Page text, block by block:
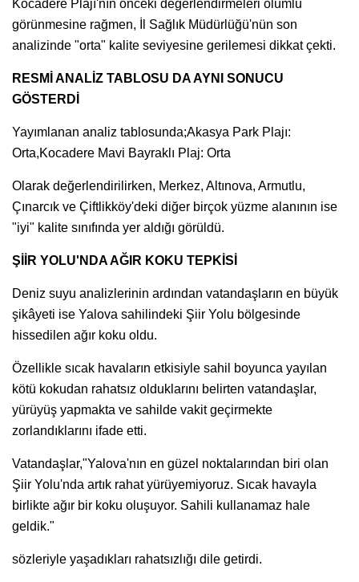
Kocadere Plajı'nın önceki değerlendirmeleri olumlu
görünmesine rağmen, İl Sağlık Müdürlüğü'nün son
analizinde "orta" kalite seviyesine gerilemesi dikkat çekti.
RESMİ ANALİZ TABLOSU DA AYNI SONUCU
GÖSTERDİ
Yayımlanan analiz tablosunda;Akasya Park Plajı:
Orta,Kocadere Mavi Bayraklı Plaj: Orta
Olarak değerlendirilirken, Merkez, Altınova, Armutlu,
Çınarcık ve Çiftlikköy'deki diğer birçok yüzme alanının ise
"iyi" kalite sınıfında yer aldığı görüldü.
ŞİİR YOLU'NDA AĞIR KOKU TEPKİSİ
Deniz suyu analizlerinin ardından vatandaşların en büyük
şikâyeti ise Yalova sahilindeki Şiir Yolu bölgesinde
hissedilen ağır koku oldu.
Özellikle sıcak havaların etkisiyle sahil boyunca yayılan
kötü kokudan rahatsız olduklarını belirten vatandaşlar,
yürüyüş yapmakta ve sahilde vakit geçirmekte
zorlandıklarını ifade etti.
Vatandaşlar,"Yalova'nın en güzel noktalarından biri olan
Şiir Yolu'nda artık rahat yürüyemiyoruz. Sıcak havayla
birlikte ağır bir koku oluşuyor. Sahili kullanamaz hale
geldik."
sözleriyle yaşadıkları rahatsızlığı dile getirdi.